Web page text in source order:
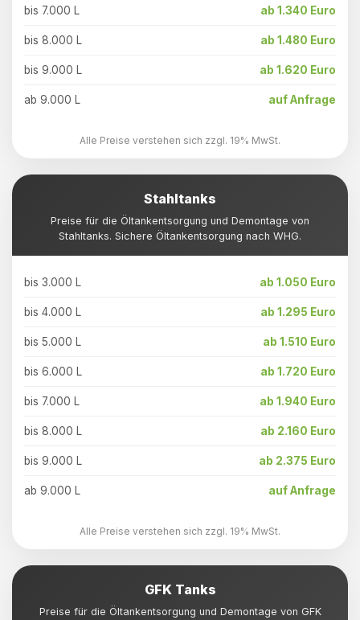
bis 7.000 L ab 1.340 Euro
bis 8.000 L ab 1.480 Euro
bis 9.000 L ab 1.620 Euro
ab 9.000 L auf Anfrage
Alle Preise verstehen sich zzgl. 19% MwSt.
Stahltanks
Preise für die Öltankentsorgung und Demontage von
Stahltanks. Sichere Öltankentsorgung nach WHG.
bis 3.000 L ab 1.050 Euro
bis 4.000 L ab 1.295 Euro
bis 5.000 L ab 1.510 Euro
bis 6.000 L ab 1.720 Euro
bis 7.000 L ab 1.940 Euro
bis 8.000 L ab 2.160 Euro
bis 9.000 L ab 2.375 Euro
ab 9.000 L auf Anfrage
Alle Preise verstehen sich zzgl. 19% MwSt.
GFK Tanks
Preise für die Öltankentsorgung und Demontage von GFK